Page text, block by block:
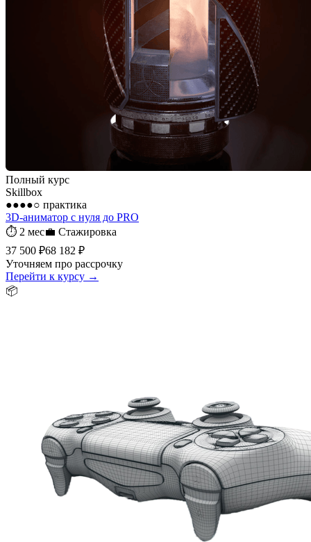
Полный курс
Skillbox
●●●●○ практика
3D-аниматор с нуля до PRO
⏱ 2 мес💼 Стажировка
37 500 ₽68 182 ₽
Уточняем про рассрочку
Перейти к курсу →
📦